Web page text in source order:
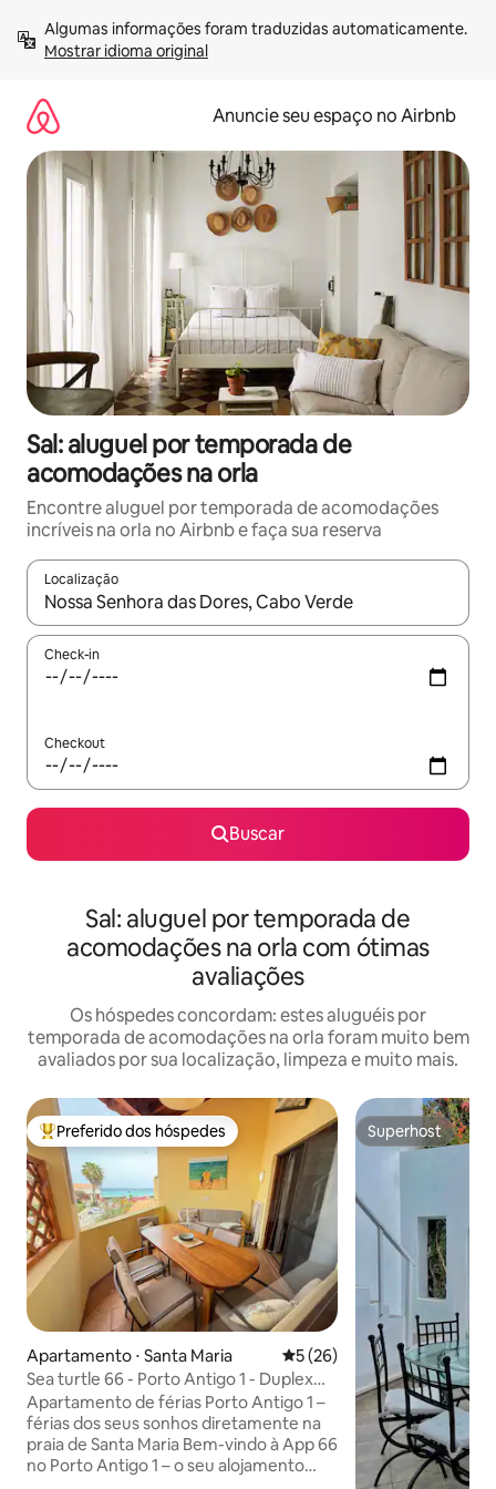
para
Mostrar idioma original
Anuncie seu espaço no Airbnb
Sal: aluguel por temporada de
acomodações na orla
Encontre aluguel por temporada de acomodações
incríveis na orla no Airbnb e faça sua reserva
Localização
Quando os resultados estiverem disponíveis, explore-os
Check-in
Checkout
Buscar
Sal: aluguel por temporada de
acomodações na orla com ótimas
avaliações
Os hóspedes concordam: estes aluguéis por
temporada de acomodações na orla foram muito bem
avaliados por sua localização, limpeza e muito mais.
Entre os melhores preferidos dos hóspedes
Preferido dos hóspedes
Apartamento ⋅ Santa Maria 5 de uma avaliação média
5 (26)
Sea turtle 66 - Porto Antigo 1 - Duplex
com vista para o mar
Apartamento de férias Porto Antigo 1 –
férias dos seus sonhos diretamente na
praia de Santa Maria Bem-vindo à App 66
no Porto Antigo 1 – o seu alojamento
Superhost
Superhost